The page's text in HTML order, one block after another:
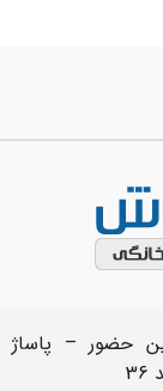
حضور – پاساژ